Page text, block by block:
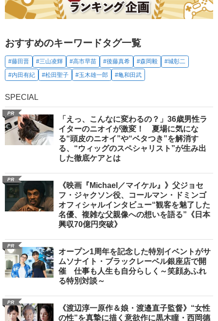
おすすめのキーワードタグ一覧
#藤田晋 #三山凌輝 #高市早苗 #後藤真希 #森岡毅
#城彰二
#内田有紀
#松田聖子 #玉木雄一郎 #亀和田武
SPECIAL
PR
「えっ、こんなに変わるの？」36歳男性ラ
イターのニオイが激変！ 夏場に気にな
る“頭皮のニオイ”や“ベタつき”を解消す
る、“ウィッグのスペシャリスト”が生み出
した徹底ケアとは
PR
《映画『Michael／マイケル』》父ジョセ
フ・ジャクソン役、コールマン・ドミンゴ
オフィシャルインタビュー“観客を魅了した
名優、複雑な父親像への想いを語る”《日本
興収70億円突破》
PR
オープン1周年を記念した特別イベントがサ
ムソナイト・ブラックレーベル銀座店で開
催 仕事も人生も自分らしく～笑顔あふれ
る特別対談～
PR
《渡辺淳一原作＆娘・渡邉直子監督》“女性
の性”を真摯に描く意欲作に黒木瞳・西岡德